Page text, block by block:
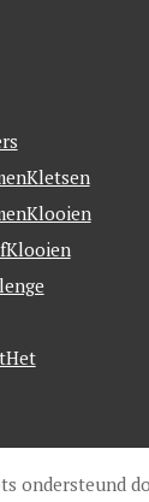
ondersteund